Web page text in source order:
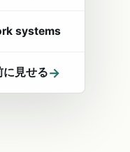
systems
見せる→